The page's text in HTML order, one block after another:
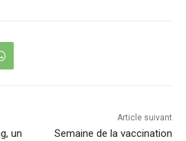
un
Article suivant
Semaine de la vaccination